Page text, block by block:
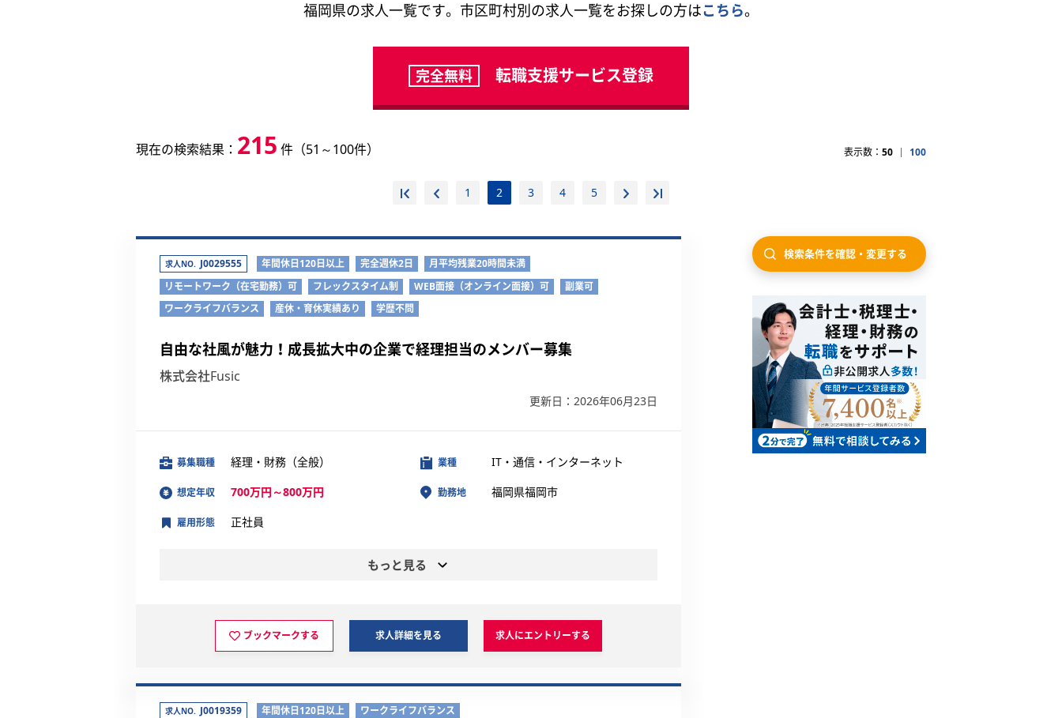
福岡県の求人一覧です。市区町村別の求人一覧をお探しの方はこちら。
完全無料 転職支援サービス登録
現在の検索結果： 215 件（51～100件） 表示数： 50 100
1 2 3 4 5
求人NO. J0029555 年間休日120日以上 完全週休2日
月平均残業20時間未満
リモートワーク（在宅勤務）可
フレックスタイム制 WEB面接（オンライン面接）可
副業可
ワークライフバランス
産休・育休実績あり 学歴不問
自由な社風が魅力！成長拡大中の企業で経理担当のメンバー募集
株式会社Fusic
更新日：2026年06月23日
募集職種 経理・財務（全般）
想定年収 700万円～800万円
業種 IT・通信・インターネット
勤務地 福岡県福岡市
雇用形態 正社員
もっと見る
ブックマークする 求人詳細を見る 求人にエントリーする
求人NO. J0019359 年間休日120日以上 ワークライフバランス
検索条件を確認・変更する